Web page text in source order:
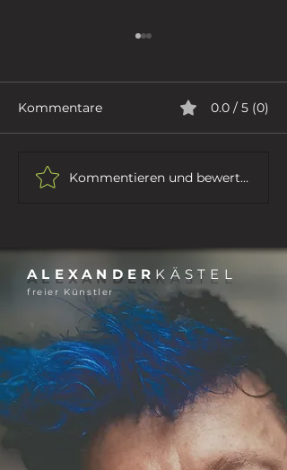
ICH GEHE
Kommentare 0.0 / 5 (0)
Kommentieren und bewerten...
ALEXANDER KÄSTEL
freier Künstler